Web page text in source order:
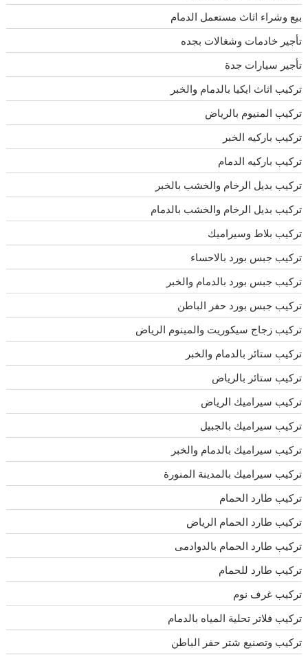
بيع وشراء اثاث مستعمل الدمام
تأجير خادمات وشغالات بجده
تأجير سيارات جدة
تركيب اثاث ايكيا بالدمام والخبر
تركيب المنيوم بالرياض
تركيب باركيه الخبر
تركيب باركيه الدمام
تركيب بديل الرخام والخشب بالخبر
تركيب بديل الرخام والخشب بالدمام
تركيب بلاط وسيراميك
تركيب جبس بورد بالاحساء
تركيب جبس بورد بالدمام والخبر
تركيب جبس بورد حفر الباطن
تركيب زجاج سيكوريت والمينوم الرياض
تركيب ستائر بالدمام والخبر
تركيب ستائر بالرياض
تركيب سيراميك الرياض
تركيب سيراميك بالجبيل
تركيب سيراميك بالدمام والخبر
تركيب سيراميك بالمدينة المنورة
تركيب طارد الحمام
تركيب طارد الحمام الرياض
تركيب طارد الحمام بالدوادمى
تركيب طارد للحمام
تركيب غرف نوم
تركيب فلاتر تحلية المياه بالدمام
تركيب وتصنيع شتر حفر الباطن